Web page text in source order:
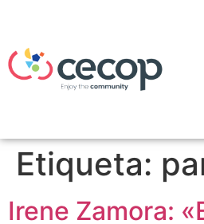
Etiqueta:
Irene Zamora: